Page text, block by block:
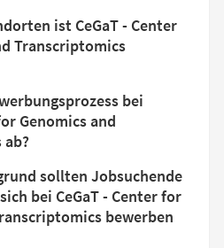
ist CeGaT - Center
Transcriptomics
bei
Genomics and
sollten Jobsuchende
bei CeGaT - Center for
bewerben